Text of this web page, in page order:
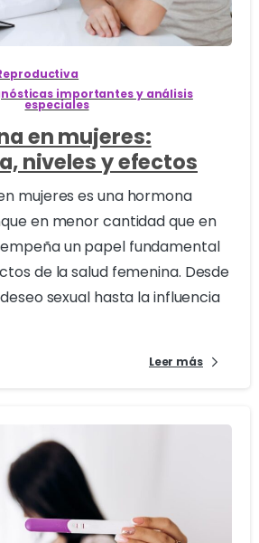
3
importantes y análisis
especiales
en mujeres:
niveles y efectos
mujeres es una hormona
en menor cantidad que en
un papel fundamental
de la salud femenina. Desde
sexual hasta la influencia
Leer más